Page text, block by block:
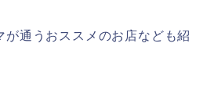
が通うおススメのお店なども紹